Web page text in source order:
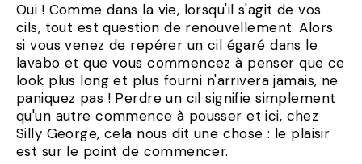
Oui ! Comme dans la vie, lorsqu'il s'agit de vos
cils, tout est question de renouvellement. Alors
si vous venez de repérer un cil égaré dans le
lavabo et que vous commencez à penser que ce
look plus long et plus fourni n'arrivera jamais, ne
paniquez pas ! Perdre un cil signifie simplement
qu'un autre commence à pousser et ici, chez
Silly George, cela nous dit une chose : le plaisir
est sur le point de commencer.